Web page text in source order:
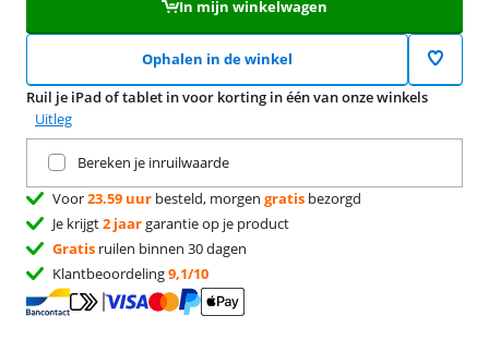
In mijn winkelwagen
Ophalen in de winkel
Ruil je iPad of tablet in voor korting in één van onze winkels
Uitleg
Bereken je inruilwaarde
Voor23.59 uur besteld, morgen gratis bezorgd
Je krijgt2 jaargarantie op je product
Gratis ruilen binnen 30 dagen
Klantbeoordeling9,1/10